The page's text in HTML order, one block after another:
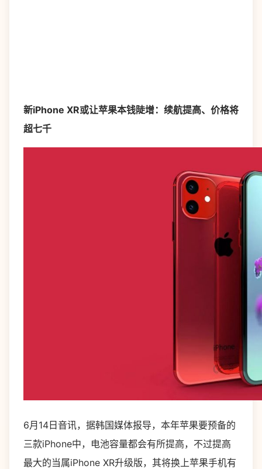
新iPhone XR或让苹果本钱陡增：续航提高、价格将
超七千
6月14日音讯，据韩国媒体报导，本年苹果要预备的
三款iPhone中，电池容量都会有所提高，不过提高
最大的当属iPhone XR升级版，其将换上苹果手机有